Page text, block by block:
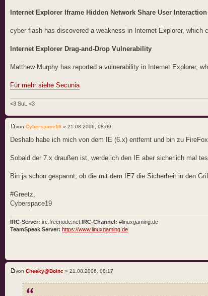
Internet Explorer Iframe Hidden Network Share User Interaction
cyber flash has discovered a weakness in Internet Explorer,
Internet Explorer Drag-and-Drop Vulnerability
Matthew Murphy has reported a vulnerability in Internet Explorer,
Für mehr siehe Secunia
<3 SuL <3
von Cyberspace19 » 21.08.2006, 08:09
Deshalb habe ich mich von dem IE (6.x) entfernt und bin zu
Sobald der 7.x draußen ist, werde ich den IE aber sicherlich mal
Bin ja schon gespannt, ob die mit dem IE7 die Sicherheit in den
#Greetz,
Cyberspace19
IRC-Server: irc.freenode.net IRC-Channel: #linuxgaming.de
TeamSpeak Server: https://www.linuxgaming.de
von Cheeky@Boinc » 21.08.2006, 08:17